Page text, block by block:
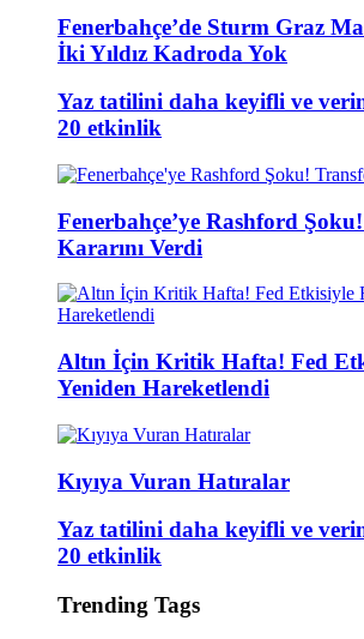
Fenerbahçe’de Sturm Graz
İki Yıldız Kadroda Yok
Yaz tatilini daha keyifli ve
20 etkinlik
Fenerbahçe’ye Rashford
Kararını Verdi
Altın İçin Kritik Hafta! Fed
Yeniden Hareketlendi
Kıyıya Vuran Hatıralar
Yaz tatilini daha keyifli ve
20 etkinlik
Trending Tags